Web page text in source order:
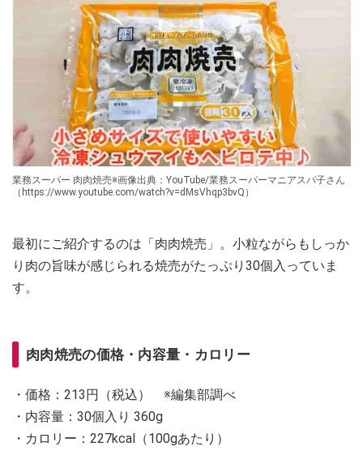
業務スーパー 肉肉焼売※画像出典：YouTube/業務スーパーマニアスパ子さん
（https://www.youtube.com/watch?v=dMsVhqp3bvQ）
最初にご紹介するのは「肉肉焼売」。小粒ながらもしっか
り肉の旨味が感じられる焼売がたっぷり30個入っていま
す。
肉肉焼売の価格・内容量・カロリー
・価格：213円（税込） ※編集部調べ
・内容量：30個入り 360g
・カロリー：227kcal（100gあたり）